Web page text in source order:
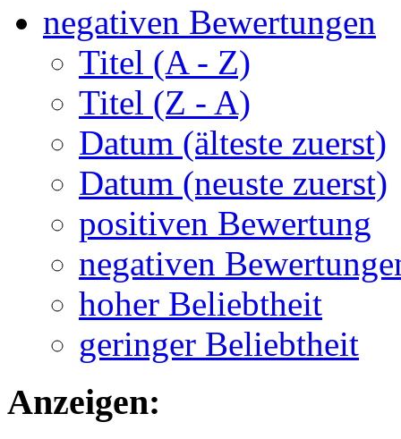
negativen Bewertungen
Titel (A - Z)
Titel (Z - A)
Datum (älteste zuerst)
Datum (neuste zuerst)
positiven Bewertung
negativen
hoher Beliebtheit
geringer Beliebtheit
Anzeigen: